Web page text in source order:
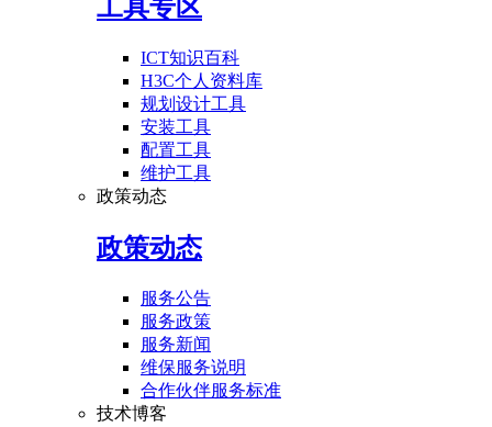
工具专区
ICT知识百科
H3C个人资料库
规划设计工具
安装工具
配置工具
维护工具
政策动态
政策动态
服务公告
服务政策
服务新闻
维保服务说明
合作伙伴服务标准
技术博客